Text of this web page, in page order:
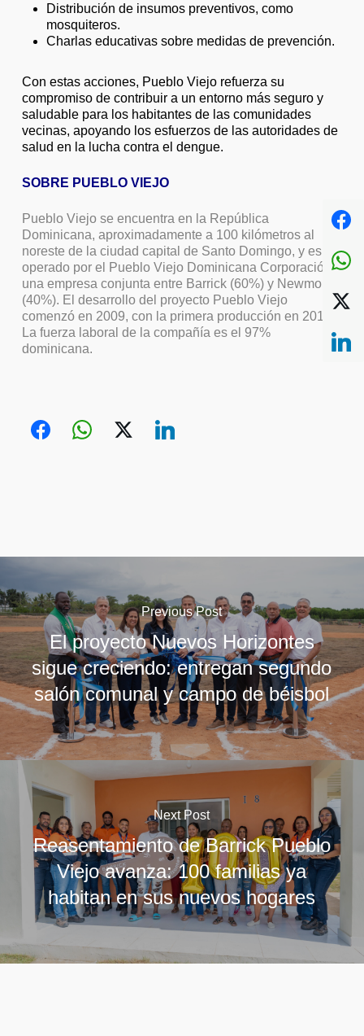
Distribución de insumos preventivos, como
mosquiteros.
Charlas educativas sobre medidas de prevención.
Con estas acciones, Pueblo Viejo refuerza su
compromiso de contribuir a un entorno más seguro y
saludable para los habitantes de las comunidades
vecinas, apoyando los esfuerzos de las autoridades de
salud en la lucha contra el dengue.
SOBRE PUEBLO VIEJO
Pueblo Viejo se encuentra en la República
Dominicana, aproximadamente a 100 kilómetros al
noreste de la ciudad capital de Santo Domingo, y es
operado por el Pueblo Viejo Dominicana Corporación,
una empresa conjunta entre Barrick (60%) y Newmont
(40%). El desarrollo del proyecto Pueblo Viejo
comenzó en 2009, con la primera producción en 2012.
La fuerza laboral de la compañía es el 97%
dominicana.
Previous Post
El proyecto Nuevos Horizontes
sigue creciendo: entregan segundo
salón comunal y campo de béisbol
Next Post
Reasentamiento de Barrick Pueblo
Viejo avanza: 100 familias ya
habitan en sus nuevos hogares